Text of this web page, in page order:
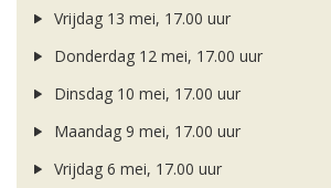
Vrijdag 13 mei, 17.00 uur
Donderdag 12 mei, 17.00 uur
Dinsdag 10 mei, 17.00 uur
Maandag 9 mei, 17.00 uur
Vrijdag 6 mei, 17.00 uur